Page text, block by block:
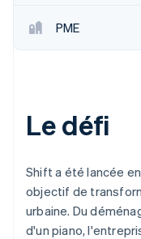
Découvrez
Regarder la
PME
Le défi
Shift a été lancée
objectif de
urbaine. Du
d'un piano,